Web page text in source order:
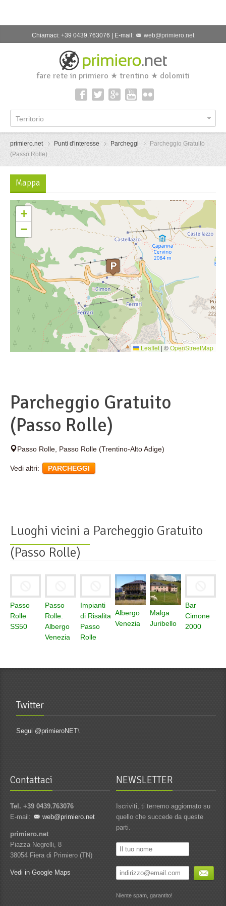
Chiamaci: +39 0439.763076 | E-mail: web@primiero.net
fare rete in primiero ★ trentino ★ dolomiti
Territorio
primiero.net Punti d'interesse Parcheggi
Parcheggio Gratuito
(Passo Rolle)
Mappa
+
−
Leaflet | ©OpenStreetMap
Parcheggio Gratuito
(Passo Rolle)
Passo Rolle, Passo Rolle (Trentino-Alto Adige)
Vedi altri: PARCHEGGI
Luoghi vicini a Parcheggio Gratuito
(Passo Rolle)
Passo
Rolle
SS50
Passo
Rolle.
Albergo
Venezia
Impianti
di Risalita
Passo
Rolle
Albergo
Venezia
Malga
Juribello
Bar
Cimone
2000
Twitter
Segui @primieroNET\
Contattaci
Tel. +39 0439.763076
E-mail:
web@primiero.net
primiero.net
Piazza Negrelli, 8
38054 Fiera di Primiero (TN)
Vedi in Google Maps
NEWSLETTER
Iscriviti, ti terremo aggiornato su
quello che succede da queste
parti.
Niente spam, garantito!